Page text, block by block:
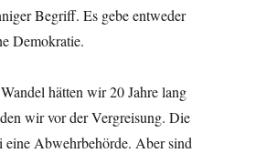
Begriff. Es gebe entweder
Demokratie.
hätten wir 20 Jahre lang
wir vor der Vergreisung. Die
eine Abwehrbehörde. Aber sind